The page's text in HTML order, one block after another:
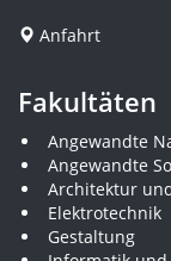
Anfahrt
Fakultäten
Angewandte
Angewandte
Architektur
Elektrotechnik
Gestaltung